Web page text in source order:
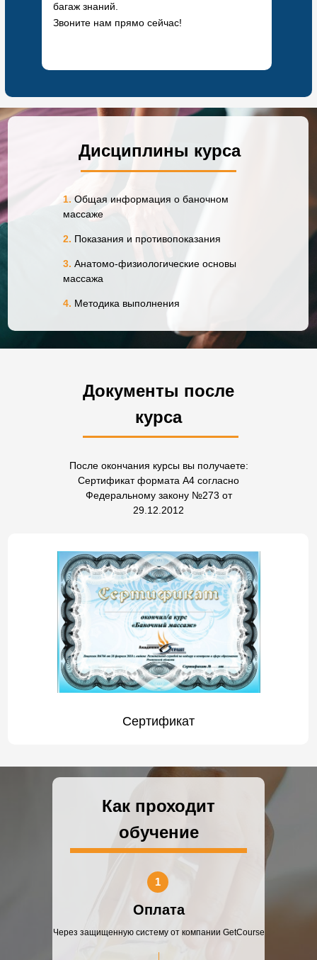
багаж знаний.
Звоните нам прямо сейчас!
Дисциплины курса
1. Общая информация о баночном
массаже
2. Показания и противопоказания
3. Анатомо-физиологические основы
массажа
4. Методика выполнения
Документы после
курса
После окончания курсы вы получаете:
Сертификат формата А4 согласно
Федеральному закону №273 от
29.12.2012
Сертификат
1
Через защищенную систему от компании GetCourse
Оплата
Как проходит
обучение